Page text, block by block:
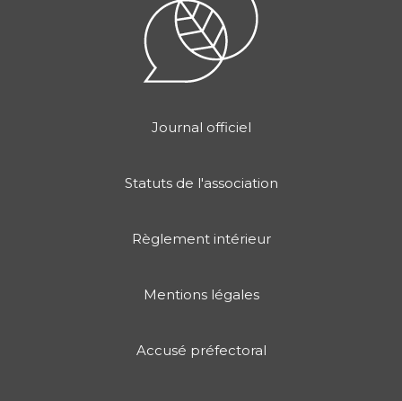
Journal officiel
Statuts de l'association
Règlement intérieur
Mentions légales
Accusé préfectoral